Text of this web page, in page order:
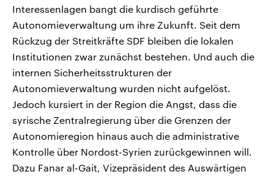
Interessenlagen bangt die kurdisch geführte
Autonomieverwaltung um ihre Zukunft. Seit dem
Rückzug der Streitkräfte SDF bleiben die lokalen
Institutionen zwar zunächst bestehen. Und auch die
internen Sicherheitsstrukturen der
Autonomieverwaltung wurden nicht aufgelöst.
Jedoch kursiert in der Region die Angst, dass die
syrische Zentralregierung über die Grenzen der
Autonomieregion hinaus auch die administrative
Kontrolle über Nordost-Syrien zurückgewinnen will.
Dazu Fanar al-Gait, Vizepräsident des Auswärtigen